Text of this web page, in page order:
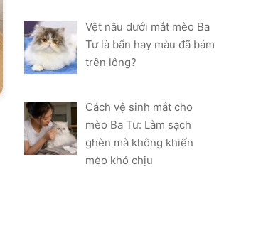
Vệt nâu dưới mắt mèo Ba
Tư là bẩn hay màu đã bám
trên lông?
Cách vệ sinh mắt cho
mèo Ba Tư: Làm sạch
ghèn mà không khiến
mèo khó chịu